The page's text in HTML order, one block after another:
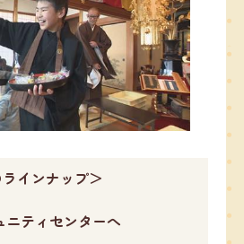
インナップ＞
ニティセンターへ